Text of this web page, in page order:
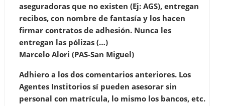
aseguradoras que no existen (Ej: AGS), entregan
recibos, con nombre de fantasía y los hacen
firmar contratos de adhesión. Nunca les
entregan las pólizas (…)
Marcelo Alori (PAS-San Miguel)
Adhiero a los dos comentarios anteriores. Los
Agentes Institorios sí pueden asesorar sin
personal con matrícula, lo mismo los bancos, etc.